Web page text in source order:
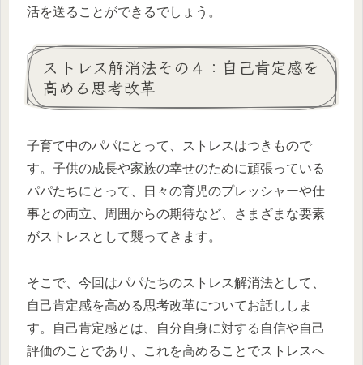
活を送ることができるでしょう。
ストレス解消法その４：自己肯定感を
高める思考改革
子育て中のパパにとって、ストレスはつきもので
す。子供の成長や家族の幸せのために頑張っている
パパたちにとって、日々の育児のプレッシャーや仕
事との両立、周囲からの期待など、さまざまな要素
がストレスとして襲ってきます。
そこで、今回はパパたちのストレス解消法として、
自己肯定感を高める思考改革についてお話ししま
す。自己肯定感とは、自分自身に対する自信や自己
評価のことであり、これを高めることでストレスへ